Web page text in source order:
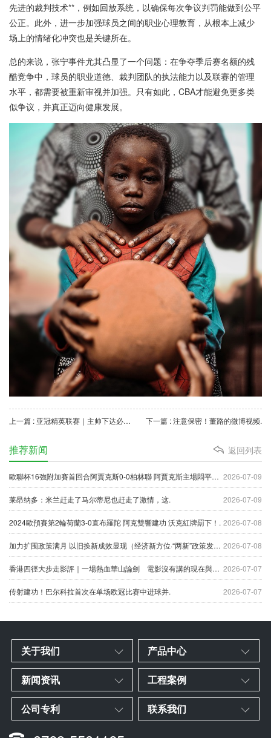
先进的裁判技术**，例如回放系统，以确保每次争议判罚能做到公平
公正。此外，进一步加强球员之间的职业心理教育，从根本上减少
场上的情绪化冲突也是关键所在。
总的来说，张宁事件尤其凸显了一个问题：在争夺季后赛名额的残
酷竞争中，球员的职业道德、裁判团队的执法能力以及联赛的管理
水平，都需要被重新审视并加强。只有如此，CBA才能避免更多类
似争议，并真正迈向健康发展。
上一篇 : 亚冠精英联赛｜主帅下达必胜令 南虎要首闯8强创历史. 下一篇 : 注意保密！董路的微博视频.
返回列表
推荐新闻
2026-07-09
歐聯杯16強附加賽首回合阿賈克斯0-0柏林聯 阿賈克斯主場悶平錯失先機！.
2026-07-09
莱昂纳多：米兰赶走了马尔蒂尼也赶走了激情，这.
2026-07-08
2024歐預賽第2輪荷蘭3-0直布羅陀 阿克雙響建功 沃克紅牌罰下！.
2026-07-08
加力扩围政策满月 以旧换新成效显现（经济新方位·“两新”政策发力显效）.
2026-07-07
香港四徑大步走影評｜一場熱血華山論劍 電影沒有講的現在與未來.
2026-07-07
传射建功！巴尔科拉首次在单场欧冠比赛中进球并.
关于我们 产品中心
新闻资讯 工程案例
公司专利 联系我们